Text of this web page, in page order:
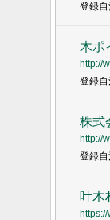
登録自
木ポ
http://
登録
株式
http://
登録
叶木